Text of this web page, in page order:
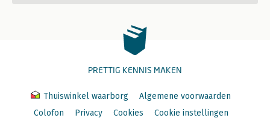
PRETTIG KENNIS MAKEN
Thuiswinkel waarborg
Algemene voorwaarden
Colofon
Privacy Cookies
Cookie instellingen